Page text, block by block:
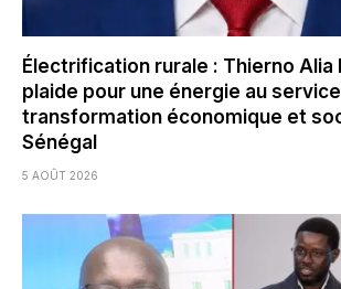
Électrification rurale : Thierno Alia
plaide pour une énergie au
transformation économique et
Sénégal
5 AOÛT 2026